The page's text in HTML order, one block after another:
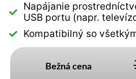
Napájanie
USB portu (napr.
Kompatibilný so
Bežná cena